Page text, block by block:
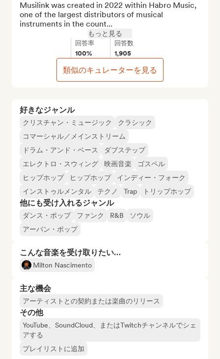
好きなジャンル
クリスチャン・ミュージック
クラシック
コマーシャル／メインストリーム
ドラム・アンド・ベース
ダブステップ
エレクトロ・スウィング
映画音楽
ゴスペル
ヒップホップ
ヒップホップ
インディー・フォーク
インストゥルメンタル
テクノ Trap トリップホップ
他にも受け入れるジャンル
ダンス・ポップ ファンク R&B
ソウル
アーバン・ポップ
こんな音楽を受け取りたい…
Milton Nascimento
主な機会
アーティストとの契約または楽曲のリリース
その他
YouTube、SoundCloud、またはTwitchチャンネルでシェ
アする
プレイリストに追加
Musilink was created in 2022 within Habro Music,
one of the largest distributors of musical
instruments in the count...
もっと見る
回答率
100%
回答数
1,905
類似のキュレーターを見る